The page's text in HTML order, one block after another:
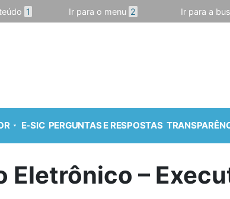
1 Ir para o menu 2 Ir para a
E-SIC PERGUNTAS E RESPOSTAS
Eletrônico –